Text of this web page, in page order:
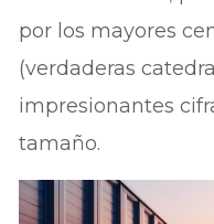
por los mayores
(verdaderas
impresionantes
tamaño.